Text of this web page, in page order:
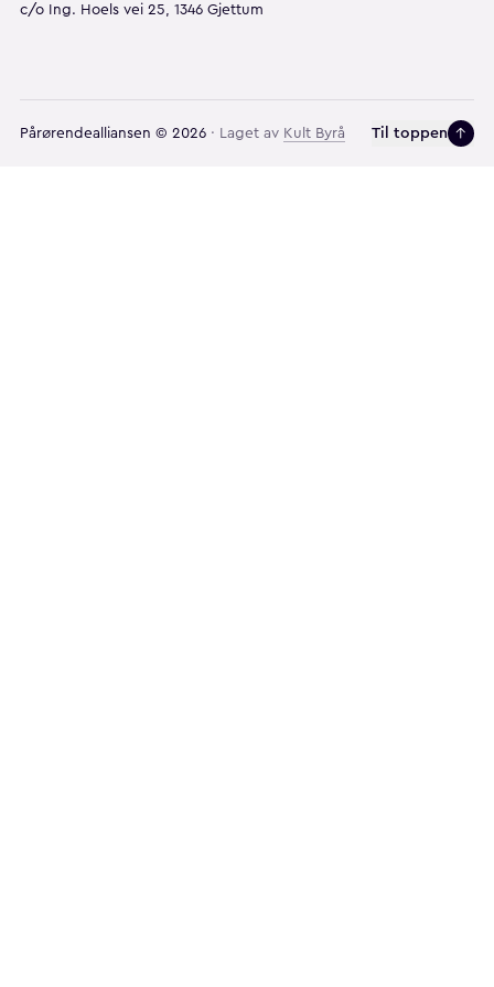
c/o Ing. Hoels vei 25, 1346 Gjettum
Pårørendealliansen © 2026 · Laget av Kult Byrå Til toppen